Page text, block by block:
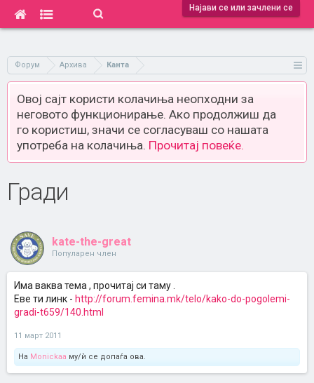
Најави се или зачлени се
Форум Архива Канта
Овој сајт користи колачиња неопходни за
неговото функционирање. Ако продолжиш да
го користиш, значи се согласуваш со нашата
употреба на колачиња. Прочитај повеќе.
Гради
kate-the-great
Популарен член
Има ваква тема , прочитај си таму .
Еве ти линк - http://forum.femina.mk/telo/kako-do-pogolemi-
gradi-t659/140.html
11 март 2011
На Monickaa му/ѝ се допаѓа ова.